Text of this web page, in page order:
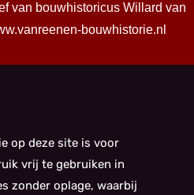
van bouwhistoricus Willard van
bouwhistorie.nl
op deze site is voor
vrij te gebruiken in
zonder oplage, waarbij